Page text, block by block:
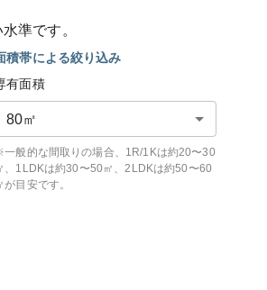
水準です。
積帯による絞り込み
有面積
80㎡
般的な間取りの場合、1R/1Kは約20〜30
、1LDKは約30〜50㎡、2LDKは約50〜60
が目安です。